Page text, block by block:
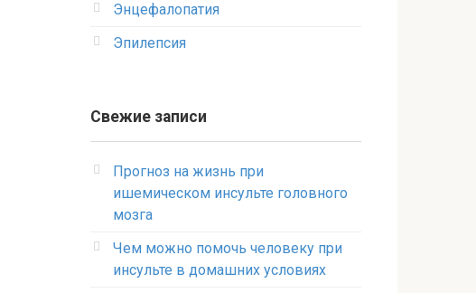
Энцефалопатия
Эпилепсия
Свежие записи
Прогноз на жизнь при
ишемическом инсульте головного
мозга
Чем можно помочь человеку при
инсульте в домашних условиях